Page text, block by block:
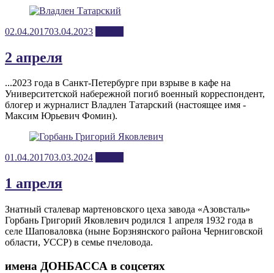
Posted
02.04.201703.04.2023
2 апреля
...2023 года в Санкт-Петербурге при взрыве в кафе на
Университетской набережной погиб военный корреспондент,
блогер и журналист Владлен Татарский (настоящее имя -
Максим Юрьевич Фомин).
Posted
01.04.201703.03.2024
1 апреля
Знатный сталевар мартеновского цеха завода «Азовсталь»
Горбань Григорий Яковлевич родился 1 апреля 1932 года в
селе Шаповаловка (ныне Борзнянского района Черниговской
области, УССР) в семье пчеловода.
имена ДОНБАССА в соцсетях